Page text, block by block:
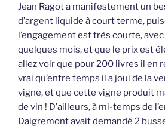
Jean Ragot a manifestement un
d’argent liquide à court terme,
l’engagement est très courte,
quelques mois, et que le prix est
allez voir que pour 200 livres il en
vrai qu’entre temps il a joui de la
vigne, et que cette vigne produit
de vin ! D’ailleurs, à mi-temps de
Daigremont avait demandé 2